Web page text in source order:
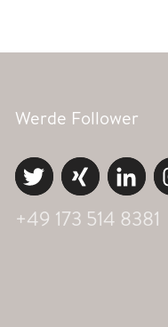
Werde Follower
+49 173 514 8381